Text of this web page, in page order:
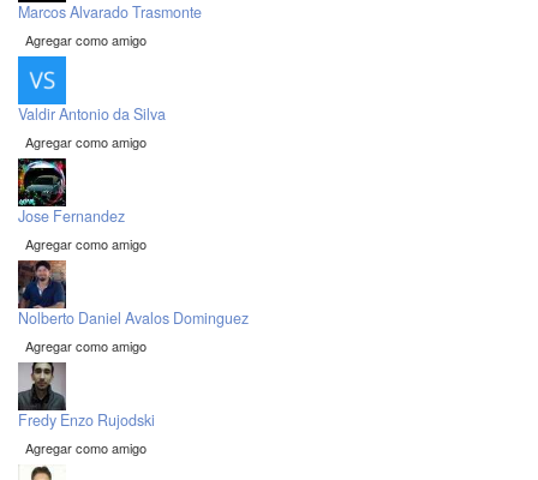
Marcos Alvarado Trasmonte
Agregar como amigo
Valdir Antonio da Silva
Agregar como amigo
Jose Fernandez
Agregar como amigo
Nolberto Daniel Avalos Dominguez
Agregar como amigo
Fredy Enzo Rujodski
Agregar como amigo